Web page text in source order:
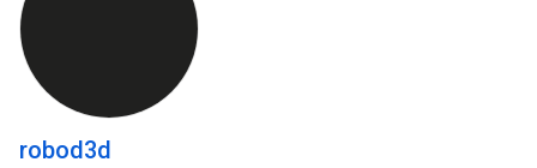
robod3d